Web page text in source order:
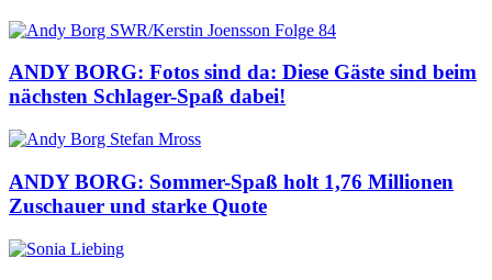
ANDY BORG: Fotos sind da: Diese Gäste sind beim
nächsten Schlager-Spaß dabei!
ANDY BORG: Sommer-Spaß holt 1,76 Millionen
Zuschauer und starke Quote